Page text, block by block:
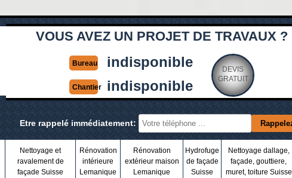
VOUS AVEZ UN PROJET DE TRAVAUX ?
Bureau indisponible
Chantier indisponible
DEVIS
GRATUIT
Etre rappelé immédiatement:
Nettoyage et
ravalement de
façade Suisse
Rénovation
intérieure
Lemanique
Rénovation
extérieur maison
Lemanique
Hydrofuge
de façade
Suisse
Nettoyage dallage,
façade, gouttiere,
muret, toiture Suisse